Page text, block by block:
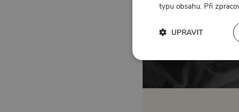
typu obsahu. Při
UPRAVIT